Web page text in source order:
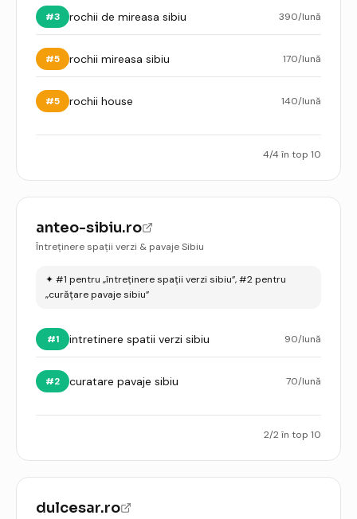
#3 rochii de mireasa sibiu 390/lună
#5 rochii mireasa sibiu 170/lună
#5 rochii house 140/lună
4/4în top 10
anteo-sibiu.ro
Întreținere spații verzi & pavaje Sibiu
✦ #1 pentru „întreținere spații verzi sibiu”, #2 pentru
„curățare pavaje sibiu”
#1 intretinere spatii verzi sibiu 90/lună
#2 curatare pavaje sibiu 70/lună
2/2în top 10
dulcesar.ro